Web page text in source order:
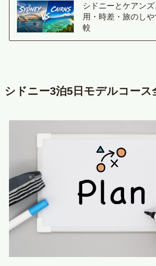
シドニーとケアン
用・時差・旅のし
較
シドニー3泊5日モデルコース